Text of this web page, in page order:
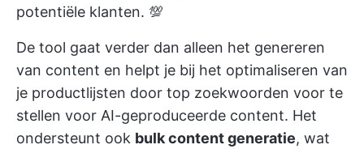
potentiële klanten. 💯
De tool gaat verder dan alleen het genereren
van content en helpt je bij het optimaliseren van
je productlijsten door top zoekwoorden voor te
stellen voor AI-geproduceerde content. Het
ondersteunt ook bulk content generatie, wat